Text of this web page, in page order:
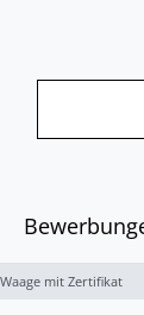
mit Zertifikat